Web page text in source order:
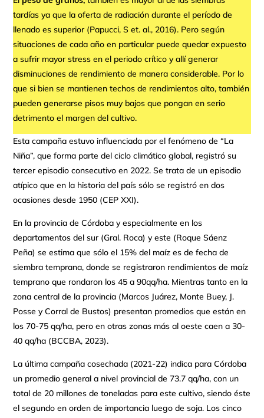
tardías ya que la oferta de radiación durante el período de
llenado es superior (Papucci, S et. al., 2016). Pero según
situaciones de cada año en particular puede quedar expuesto
a sufrir mayor stress en el periodo crítico y allí generar
disminuciones de rendimiento de manera considerable. Por lo
que si bien se mantienen techos de rendimientos alto, también
pueden generarse pisos muy bajos que pongan en serio
detrimento el margen del cultivo.
Esta campaña estuvo influenciada por el fenómeno de “La
Niña”, que forma parte del ciclo climático global, registró su
tercer episodio consecutivo en 2022. Se trata de un episodio
atípico que en la historia del país sólo se registró en dos
ocasiones desde 1950 (CEP XXI).
En la provincia de Córdoba y especialmente en los
departamentos del sur (Gral. Roca) y este (Roque Sáenz
Peña) se estima que sólo el 15% del maíz es de fecha de
siembra temprana, donde se registraron rendimientos de maíz
temprano que rondaron los 45 a 90qq/ha. Mientras tanto en la
zona central de la provincia (Marcos Juárez, Monte Buey, J.
Posse y Corral de Bustos) presentan promedios que están en
los 70-75 qq/ha, pero en otras zonas más al oeste caen a 30-
40 qq/ha (BCCBA, 2023).
La última campaña cosechada (2021-22) indica para Córdoba
un promedio general a nivel provincial de 73.7 qq/ha, con un
total de 20 millones de toneladas para este cultivo, siendo éste
el segundo en orden de importancia luego de soja. Los cinco